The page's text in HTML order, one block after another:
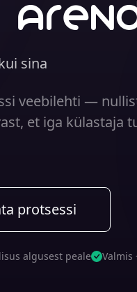
sina
veebilehti —
et iga külastaja
protsessi
algusest peale Valmis